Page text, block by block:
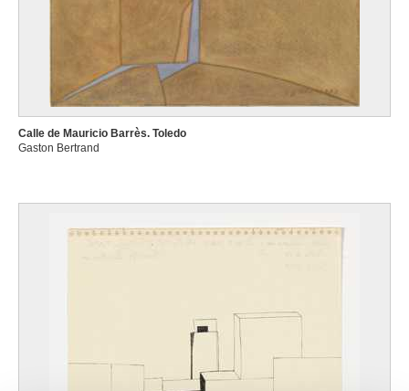
Calle de Mauricio Barrès. Toledo
Gaston Bertrand